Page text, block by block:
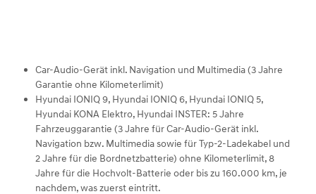
Car-Audio-Gerät inkl. Navigation und Multimedia (3 Jahre
Garantie ohne Kilometerlimit)
Hyundai IONIQ 9, Hyundai IONIQ 6, Hyundai IONIQ 5,
Hyundai KONA Elektro, Hyundai INSTER: 5 Jahre
Fahrzeuggarantie (3 Jahre für Car-Audio-Gerät inkl.
Navigation bzw. Multimedia sowie für Typ-2-Ladekabel und
2 Jahre für die Bordnetzbatterie) ohne Kilometerlimit, 8
Jahre für die Hochvolt-Batterie oder bis zu 160.000 km, je
nachdem, was zuerst eintritt.